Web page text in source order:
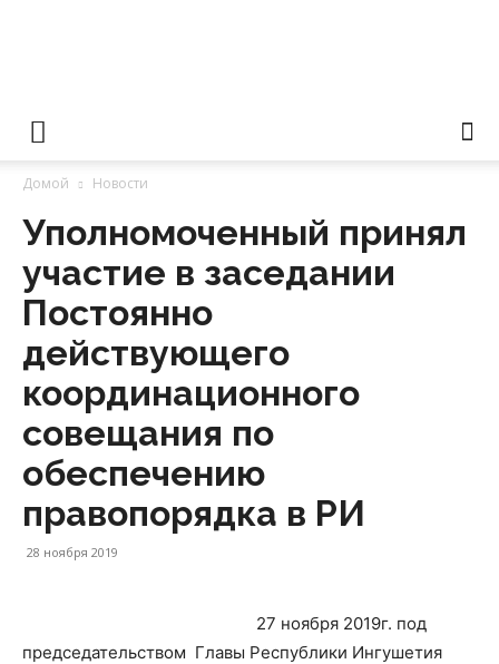
человека
Домой Новости
Уполномоченный принял
участие в заседании
Постоянно
действующего
координационного
совещания по
обеспечению
правопорядка в РИ
28 ноября 2019
27 ноября 2019г. под
председательством Главы Республики Ингушетия